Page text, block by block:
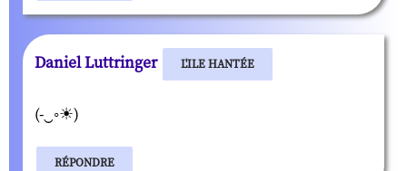
Daniel Luttringer L'ILE HANTÉE
(-‿◦☀)
RÉPONDRE